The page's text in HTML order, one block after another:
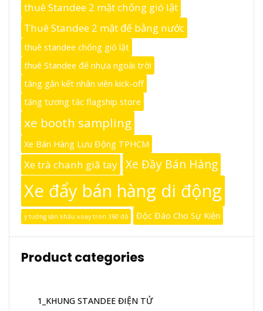
thuê Standee 2 mặt chống gió lật
Thuê Standee 2 mặt đế bằng nước
thuê standee chống gió lật
thuê Standee đế nhựa ngoài trời
tăng gắn kết nhân viên kick-off
tăng tương tác flagship store
xe booth sampling
Xe Bán Hàng Lưu Động TPHCM
Xe trà chanh giã tay Xe Đầy Bán Hàng
Xe đẩy bán hàng di động
ý tưởng sân khấu xoay tròn 360 độ Độc Đáo Cho Sự Kiện
Product categories
1_KHUNG STANDEE ĐIỆN TỬ